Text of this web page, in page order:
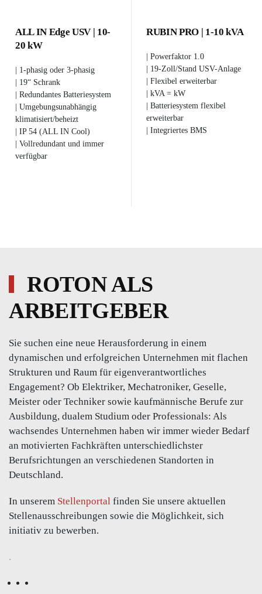
ALL IN Edge USV | 10-
20 kW
| 1-phasig oder 3-phasig
| 19“ Schrank
| Redundantes Batteriesystem
| Umgebungsunabhängig
klimatisiert/beheizt
| IP 54 (ALL IN Cool)
| Vollredundant und immer
verfügbar
RUBIN PRO | 1-10 kVA
| Powerfaktor 1.0
| 19-Zoll/Stand USV-Anlage
| Flexibel erweiterbar
| kVA = kW
| Batteriesystem flexibel
erweiterbar
| Integriertes BMS
ROTON ALS
ARBEITGEBER
Sie suchen eine neue Herausforderung in einem
dynamischen und erfolgreichen Unternehmen mit flachen
Strukturen und Raum für eigenverantwortliches
Engagement? Ob Elektriker, Mechatroniker, Geselle,
Meister oder Techniker sowie kaufmännische Berufe zur
Ausbildung, dualem Studium oder Professionals: Als
wachsendes Unternehmen haben wir immer wieder Bedarf
an motivierten Fachkräften unterschiedlichster
Berufsrichtungen an verschiedenen Standorten in
Deutschland.
In unserem Stellenportal finden Sie unsere aktuellen
Stellenausschreibungen sowie die Möglichkeit, sich
initiativ zu bewerben.
.